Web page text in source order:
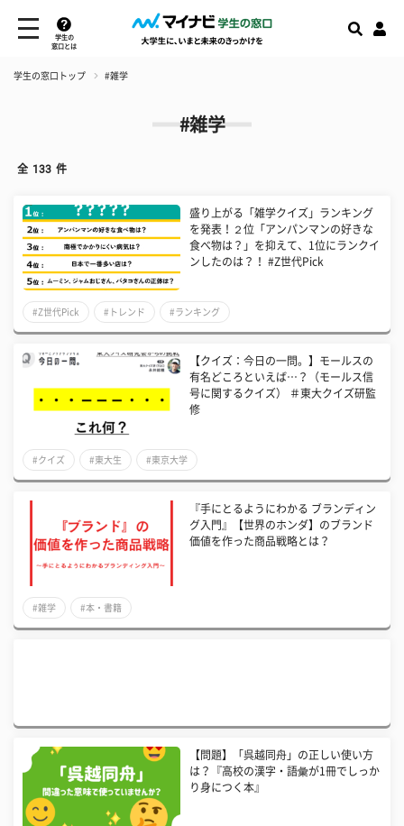
学生の
窓口とは
学生の窓口トップ #雑学
#雑学
全 133 件
盛り上がる「雑学クイズ」ランキング
を発表！２位「アンパンマンの好きな
食べ物は？」を抑えて、1位にランクイ
ンしたのは？！ #Z世代Pick
#Z世代Pick #トレンド #ランキング
【クイズ：今日の一問。】モールスの
有名どころといえば…？（モールス信
号に関するクイズ） ＃東大クイズ研監
修
#クイズ #東大生 #東京大学
『手にとるようにわかる ブランディン
グ入門』【世界のホンダ】のブランド
価値を作った商品戦略とは？
#雑学 #本・書籍
【問題】「呉越同舟」の正しい使い方
は？『高校の漢字・語彙が1冊でしっか
り身につく本』